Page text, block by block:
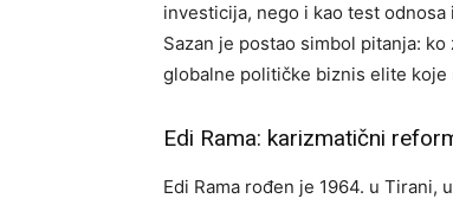
investicija, nego i kao test
Sazan je postao simbol pitanja:
globalne političke biznis elite
Edi Rama: karizmatični
Edi Rama rođen je 1964. u